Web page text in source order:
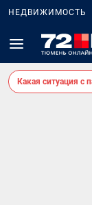
НЕДВИЖИМОСТЬ
Какая ситуация с